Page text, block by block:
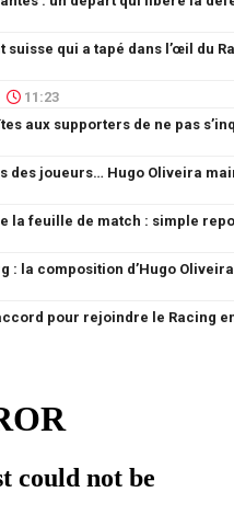
11:23
: la composition d’Hugo Oliveira